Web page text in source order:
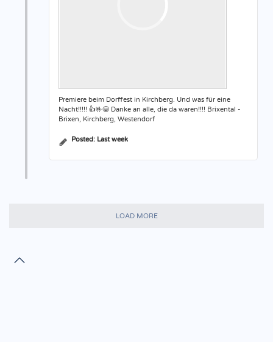
Premiere beim Dorffest in Kirchberg. Und was für eine
Nacht!!!!! 👍🤟😁 Danke an alle, die da waren!!!! Brixental -
Brixen, Kirchberg, Westendorf
Posted: Last week
LOAD MORE